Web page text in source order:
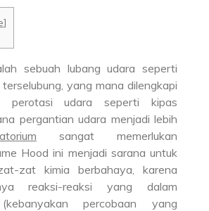
]
sebuah lubang udara seperti
yang mana dilengkapi
perotasi udara seperti kipas
pergantian udara menjadi lebih
sangat memerlukan
Hood ini menjadi sarana untuk
zat kimia berbahaya, karena
reaksi-reaksi yang dalam
percobaan yang